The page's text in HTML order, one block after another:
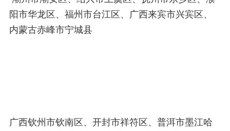
阳市华龙区、福州市台江区、广西来宾市兴宾区、
内蒙古赤峰市宁城县
广西钦州市钦南区、开封市祥符区、普洱市墨江哈